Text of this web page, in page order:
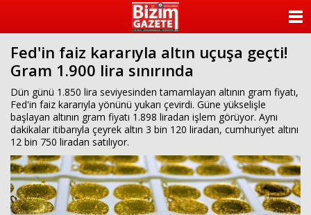
Fed'in faiz kararıyla altın uçuşa geçti!
Gram 1.900 lira sınırında
Dün günü 1.850 lira seviyesinden tamamlayan altının gram fiyatı,
Fed'in faiz kararıyla yönünü yukarı çevirdi. Güne yükselişle
başlayan altının gram fiyatı 1.898 liradan işlem görüyor. Aynı
dakikalar itibarıyla çeyrek altın 3 bin 120 liradan, cumhuriyet altını
12 bin 750 liradan satılıyor.
KATEGORİLER
ANKETLER
VİDEO GALERİ